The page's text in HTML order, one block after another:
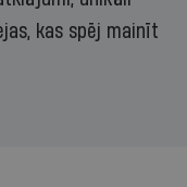
kas spēj mainīt